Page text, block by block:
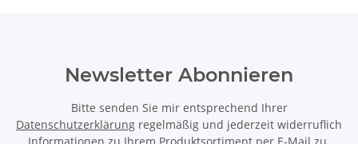
Newsletter Abonnieren
Bitte senden Sie mir entsprechend Ihrer
Datenschutzerklärung regelmäßig und jederzeit widerruflich